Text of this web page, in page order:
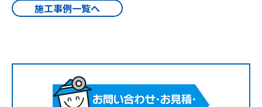
施工事例一覧へ